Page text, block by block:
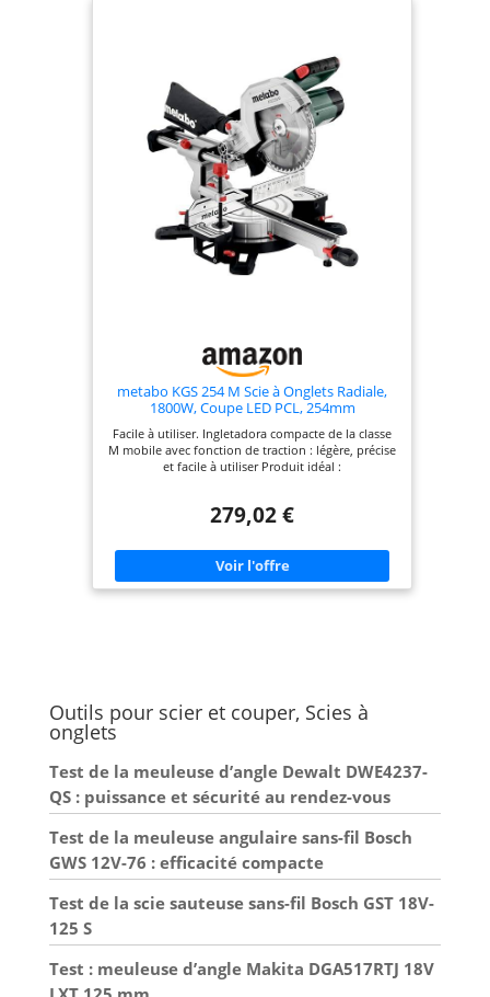
metabo KGS 254 M Scie à Onglets Radiale,
1800W, Coupe LED PCL, 254mm
Facile à utiliser. Ingletadora compacte de la classe
M mobile avec fonction de traction : légère, précise
et facile à utiliser Produit idéal :
279,02 €
Outils pour scier et couper, Scies à
onglets
Test de la meuleuse d’angle Dewalt DWE4237-
QS : puissance et sécurité au rendez-vous
Test de la meuleuse angulaire sans-fil Bosch
GWS 12V-76 : efficacité compacte
Test de la scie sauteuse sans-fil Bosch GST 18V-
125 S
Test : meuleuse d’angle Makita DGA517RTJ 18V